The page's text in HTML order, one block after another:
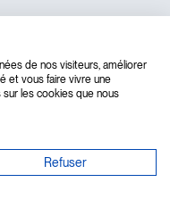
de nos visiteurs, améliorer
et vous faire vivre une
sur les cookies que nous
Refuser